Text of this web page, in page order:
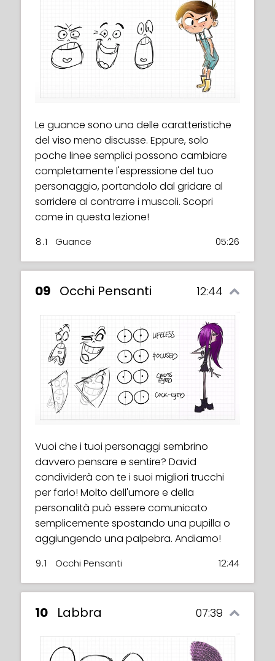
Le guance sono una delle caratteristiche
del viso meno discusse. Eppure, solo
poche linee semplici possono cambiare
completamente l'espressione del tuo
personaggio, portandolo dal gridare al
sorridere al contrarre i muscoli. Scopri
come in questa lezione!
8.1 Guance 05:26
09 Occhi Pensanti 12:44
Vuoi che i tuoi personaggi sembrino
davvero pensare e sentire? David
condividerà con te i suoi migliori trucchi
per farlo! Molto dell'umore e della
personalità può essere comunicato
semplicemente spostando una pupilla o
aggiungendo una palpebra. Andiamo!
9.1 Occhi Pensanti 12:44
10 Labbra 07:39